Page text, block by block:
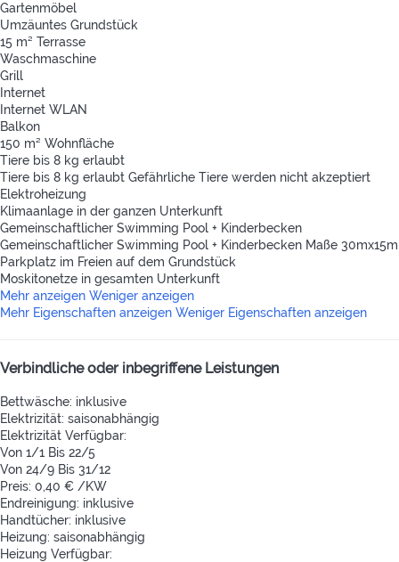
Gartenmöbel
Umzäuntes Grundstück
15 m² Terrasse
Waschmaschine
Grill
Internet
Internet WLAN
Balkon
150 m² Wohnfläche
Tiere bis 8 kg erlaubt
Tiere bis 8 kg erlaubt Gefährliche Tiere werden nicht akzeptiert
Elektroheizung
Klimaanlage in der ganzen Unterkunft
Gemeinschaftlicher Swimming Pool + Kinderbecken
Gemeinschaftlicher Swimming Pool + Kinderbecken Maße 30mx15m
Parkplatz im Freien auf dem Grundstück
Moskitonetze in gesamten Unterkunft
Mehr anzeigen Weniger anzeigen
Mehr Eigenschaften anzeigen Weniger Eigenschaften anzeigen
Verbindliche oder inbegriffene Leistungen
Bettwäsche: inklusive
Elektrizität: saisonabhängig
Elektrizität Verfügbar:
Von 1/1 Bis 22/5
Von 24/9 Bis 31/12
Preis: 0,40 € /KW
Endreinigung: inklusive
Handtücher: inklusive
Heizung: saisonabhängig
Heizung Verfügbar: